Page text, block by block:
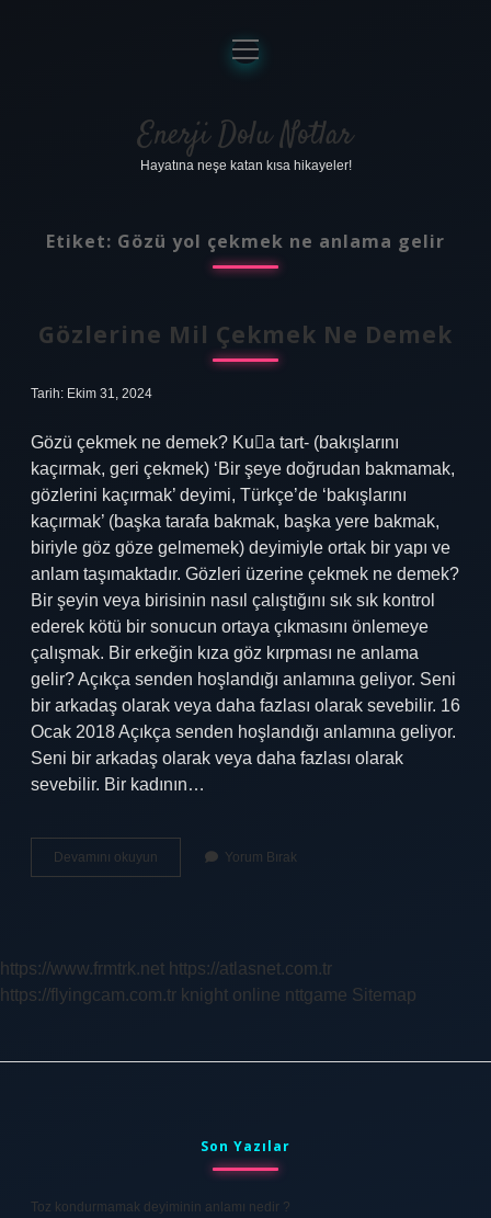
Anasayfa
Gizlilik Politikası
Yasal Uyarı
menüyü
aç
Enerji Dolu Notlar
Hayatına neşe katan kısa hikayeler!
Etiket: Gözü yol çekmek ne anlama gelir
Gözlerine Mil Çekmek Ne Demek
Tarih: Ekim 31, 2024
Gözü çekmek ne demek? Kua tart- (bakışlarını
kaçırmak, geri çekmek) ‘Bir şeye doğrudan bakmamak,
gözlerini kaçırmak’ deyimi, Türkçe’de ‘bakışlarını
kaçırmak’ (başka tarafa bakmak, başka yere bakmak,
biriyle göz göze gelmemek) deyimiyle ortak bir yapı ve
anlam taşımaktadır. Gözleri üzerine çekmek ne demek?
Bir şeyin veya birisinin nasıl çalıştığını sık sık kontrol
ederek kötü bir sonucun ortaya çıkmasını önlemeye
çalışmak. Bir erkeğin kıza göz kırpması ne anlama
gelir? Açıkça senden hoşlandığı anlamına geliyor. Seni
bir arkadaş olarak veya daha fazlası olarak sevebilir. 16
Ocak 2018 Açıkça senden hoşlandığı anlamına geliyor.
Seni bir arkadaş olarak veya daha fazlası olarak
sevebilir. Bir kadının…
Devamını okuyun Gözlerine
Mil
Yorum Bırak
https://www.frmtrk.net https://atlasnet.com.tr
https://flyingcam.com.tr knight online nttgame Sitemap
Son Yazılar
Toz kondurmamak deyiminin anlamı nedir ?